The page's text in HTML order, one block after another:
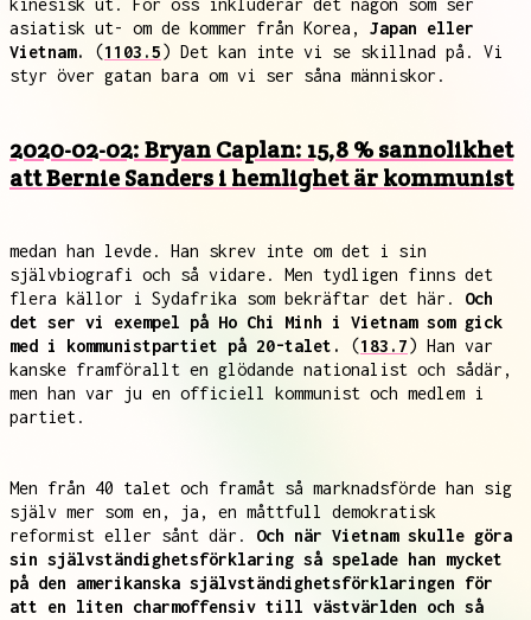
kinesisk ut. För oss inkluderar det någon som ser
asiatisk ut- om de kommer från Korea, Japan eller
Vietnam.
(1103.5) Det kan inte vi se skillnad på. Vi
styr över gatan bara om vi ser såna människor.
2020-02-02: Bryan Caplan: 15,8 % sannolikhet
att Bernie Sanders i hemlighet är kommunist
medan han levde. Han skrev inte om det i sin
självbiografi och så vidare. Men tydligen finns det
flera källor i Sydafrika som bekräftar det här. Och
det ser vi exempel på Ho Chi Minh i Vietnam som gick
med i kommunistpartiet på 20-talet.
(183.7) Han var
kanske framförallt en glödande nationalist och sådär,
men han var ju en officiell kommunist och medlem i
partiet.
Men från 40 talet och framåt så marknadsförde han sig
själv mer som en, ja, en måttfull demokratisk
reformist eller sånt där. Och när Vietnam skulle göra
sin självständighetsförklaring så spelade han mycket
på den amerikanska självständighetsförklaringen för
att en liten charmoffensiv till västvärlden och så